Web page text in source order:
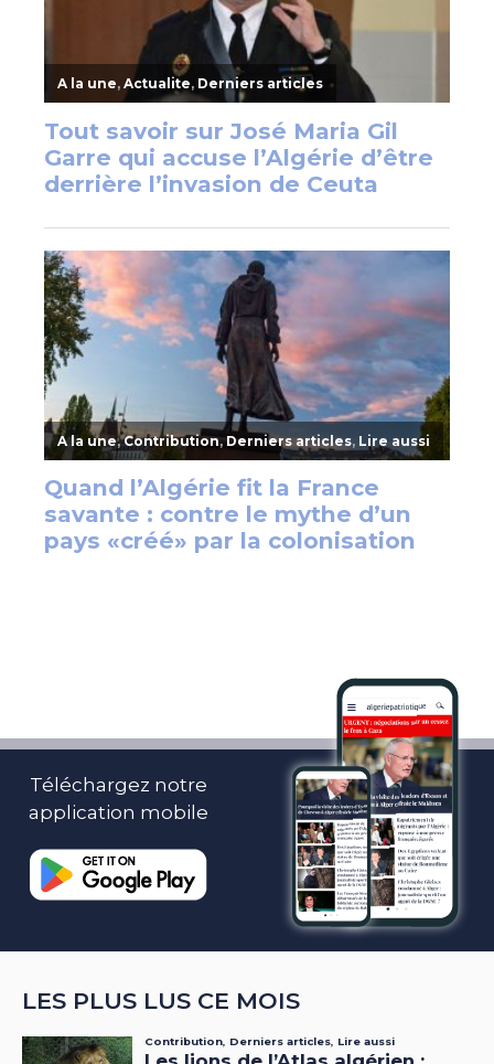
Téléchargez notre
application mobile
LES PLUS LUS CE MOIS